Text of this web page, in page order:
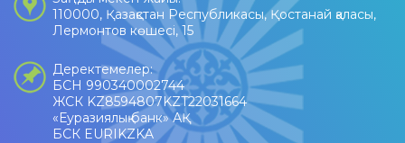
110000, Қазақстан Республикасы, Қостанай қаласы,
Лермонтов көшесі, 15
Деректемелер:
БСН 990340002744
ЖСК KZ8594807KZT22031664
«Еуразиялық банк» АҚ
БСК EURIKZKA